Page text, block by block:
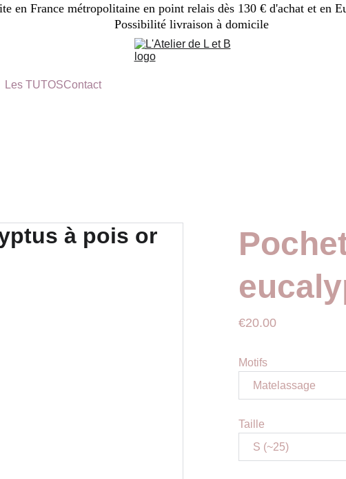
en France métropolitaine en point relais dès 130 € d'achat et en
Possibilité livraison à domicile
Les TUTOSContact
€20.00
Motifs
Taille